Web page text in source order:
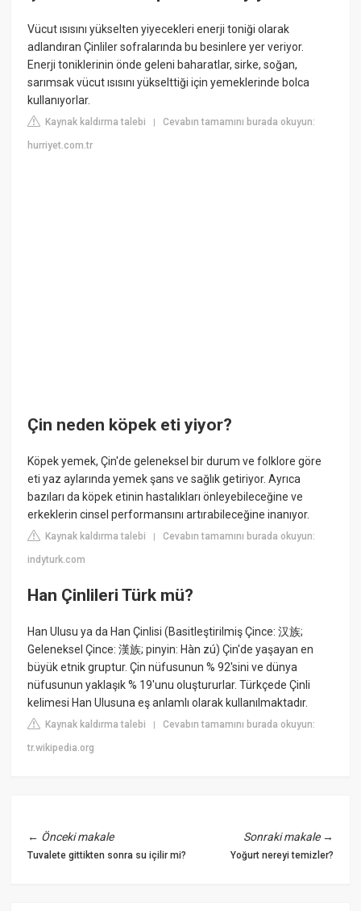
Vücut ısısını yükselten yiyecekleri enerji toniği olarak
adlandıran Çinliler sofralarında bu besinlere yer veriyor.
Enerji toniklerinin önde geleni baharatlar, sirke, soğan,
sarımsak vücut ısısını yükselttiği için yemeklerinde bolca
kullanıyorlar.
Kaynak kaldırma talebi |Cevabın tamamını burada okuyun:
hurriyet.com.tr
Çin neden köpek eti yiyor?
Köpek yemek, Çin'de geleneksel bir durum ve folklore göre
eti yaz aylarında yemek şans ve sağlık getiriyor. Ayrıca
bazıları da köpek etinin hastalıkları önleyebileceğine ve
erkeklerin cinsel performansını artırabileceğine inanıyor.
Kaynak kaldırma talebi |Cevabın tamamını burada okuyun:
indyturk.com
Han Çinlileri Türk mü?
Han Ulusu ya da Han Çinlisi (Basitleştirilmiş Çince: 汉族;
Geleneksel Çince: 漢族; pinyin: Hàn zú) Çin'de yaşayan en
büyük etnik gruptur. Çin nüfusunun % 92'sini ve dünya
nüfusunun yaklaşık % 19'unu oluştururlar. Türkçede Çinli
kelimesi Han Ulusuna eş anlamlı olarak kullanılmaktadır.
Kaynak kaldırma talebi |Cevabın tamamını burada okuyun:
tr.wikipedia.org
← Önceki makale
Tuvalete gittikten sonra su içilir mi?
Sonraki makale→
Yoğurt nereyi temizler?